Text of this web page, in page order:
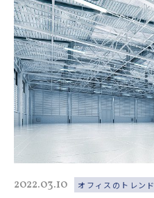
2022.03.10 オフィスのトレンド